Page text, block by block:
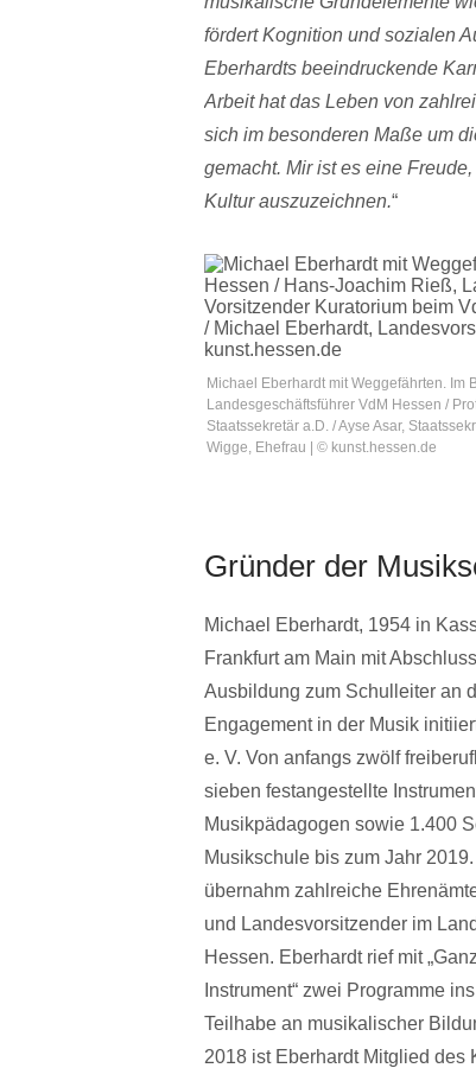
fördert Kognition und sozialen
Eberhardts beeindruckende
Arbeit hat das Leben von
sich im besonderen Maße um
gemacht. Mir ist es eine
Kultur auszuzeichnen.“
Michael Eberhardt mit Weggefährten. Im
Landesgeschäftsführer VdM Hessen /
Staatssekretär a.D. / Ayse Asar,
Wigge, Ehefrau | © kunst.hessen.de
Gründer der
Michael Eberhardt, 1954 in
Frankfurt am Main mit
Ausbildung zum Schulleiter an
Engagement in der Musik
e. V. Von anfangs zwölf
sieben festangestellte
Musikpädagogen sowie 1.400
Musikschule bis zum Jahr
übernahm zahlreiche
und Landesvorsitzender im
Hessen. Eberhardt rief mit
Instrument“ zwei Programme
Teilhabe an musikalischer
2018 ist Eberhardt Mitglied des